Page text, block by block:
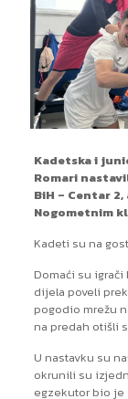
Kadetska i
Romari
BiH – Centar
Nogometnim
Kadeti su na
Domaći su
dijela poveli
pogodio mrežu
na predah otišli
U nastavku su
okrunili su
egzekutor bio je